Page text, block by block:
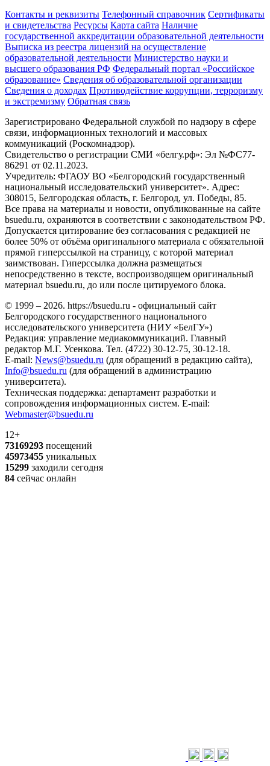
Контакты и реквизиты Телефонный справочник Сертификаты
и свидетельства Ресурсы Карта сайта Наличие
государственной аккредитации образовательной деятельности
Выписка из реестра лицензий на осуществление
образовательной деятельности Министерствo науки и
высшего образования РФ Федеральный портал «Российское
образование» Сведения об образовательной организации
Сведения о доходах Противодействие коррупции, терроризму
и экстремизму Обратная связь
Зарегистрировано Федеральной службой по надзору в сфере
связи, информационных технологий и массовых
коммуникаций (Роскомнадзор).
Свидетельство о регистрации СМИ «белгу.рф»: Эл №ФС77-
86291 от 02.11.2023.
Учредитель: ФГАОУ ВО «Белгородский государственный
национальный исследовательский университет». Адрес:
308015, Белгородская область, г. Белгород, ул. Победы, 85.
Все права на материалы и новости, опубликованные на сайте
bsuedu.ru, охраняются в соответствии с законодательством РФ.
Допускается цитирование без согласования с редакцией не
более 50% от объёма оригинального материала с обязательной
прямой гиперссылкой на страницу, с которой материал
заимствован. Гиперссылка должна размещаться
непосредственно в тексте, воспроизводящем оригинальный
материал bsuedu.ru, до или после цитируемого блока.
© 1999 – 2026. https://bsuedu.ru - официальный сайт
Белгородского государственного национального
исследовательского университета (НИУ «БелГУ»)
Редакция: управление медиакоммуникаций. Главный
редактор М.Г. Усенкова. Тел. (4722) 30-12-75, 30-12-18.
E-mail: News@bsuedu.ru (для обращений в редакцию сайта),
Info@bsuedu.ru (для обращений в администрацию
университета).
Техническая поддержка: департамент разработки и
сопровождения информационных систем. E-mail:
Webmaster@bsuedu.ru
12+
73169293 посещений
45973455 уникальных
15299 заходили сегодня
84 сейчас онлайн